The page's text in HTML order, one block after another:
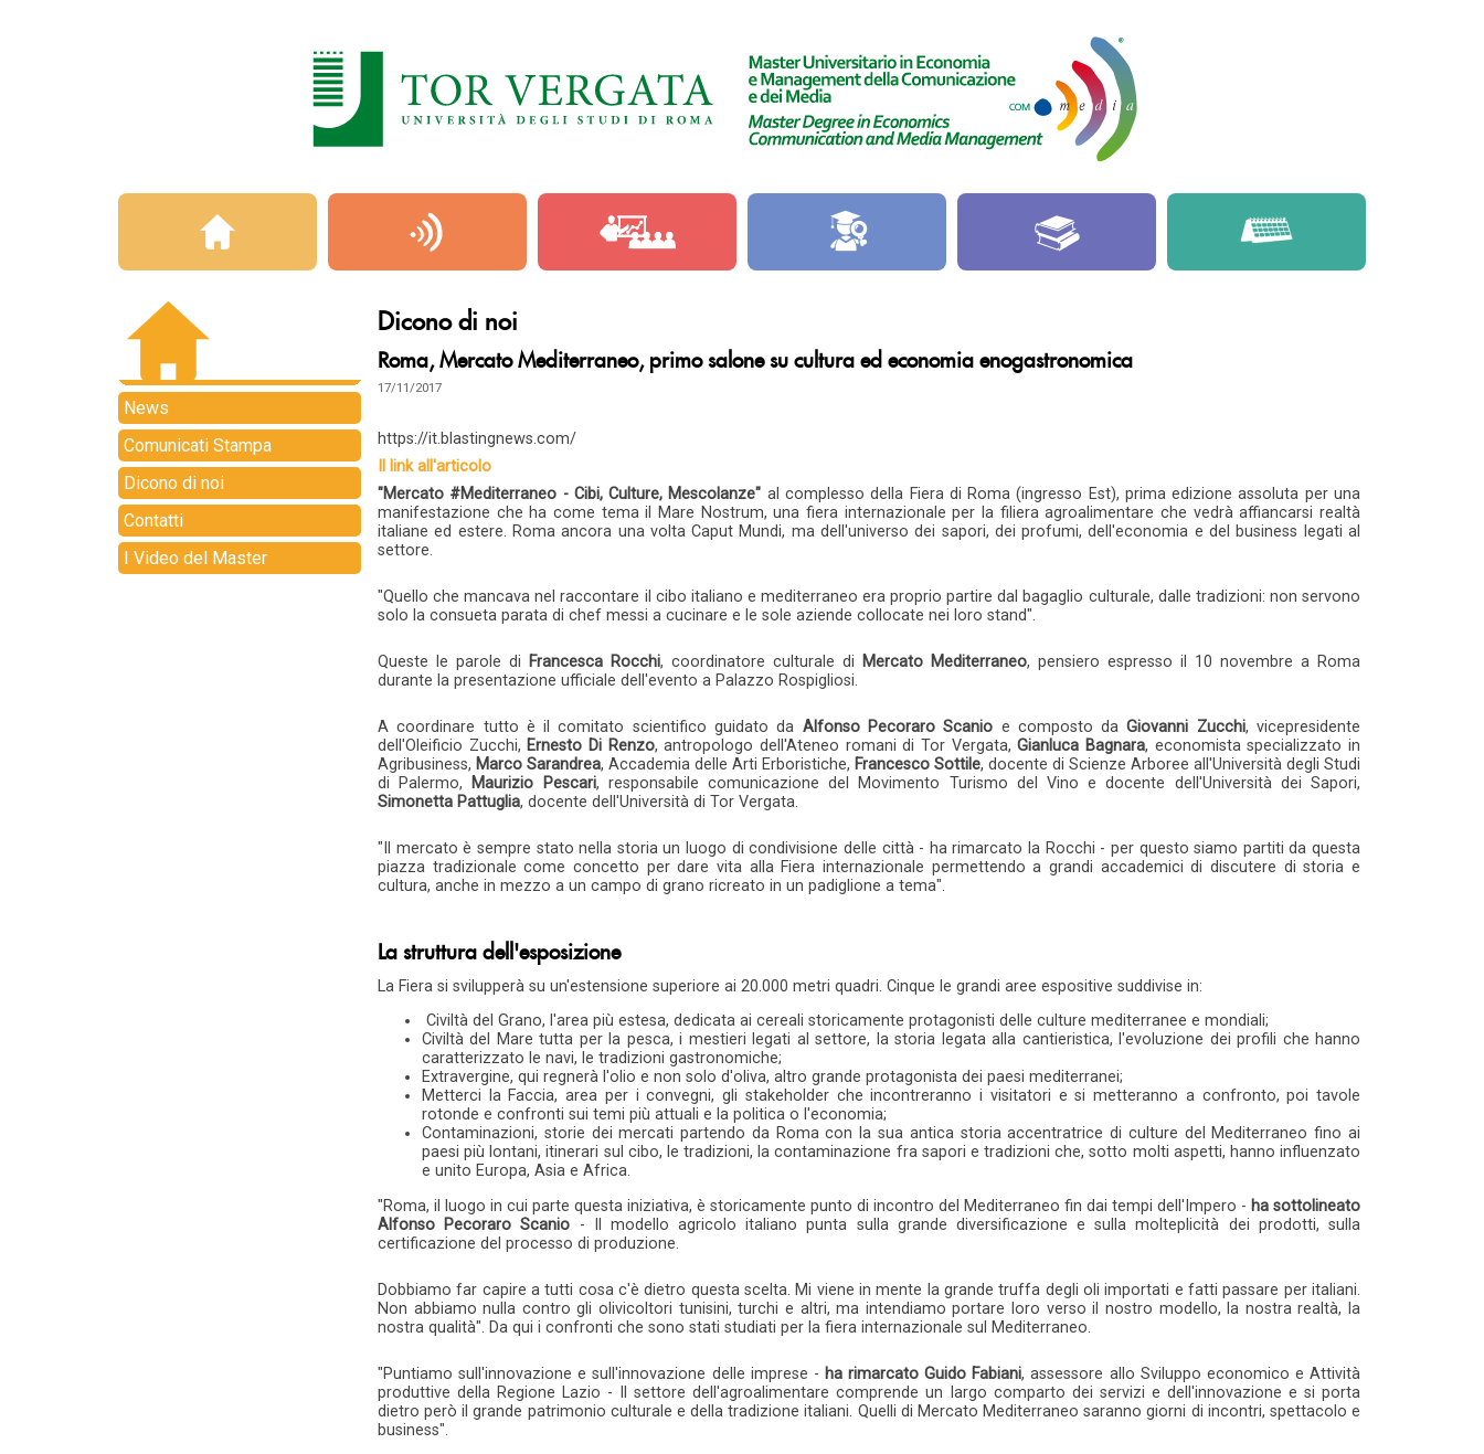
Dicono di noi
Roma, Mercato Mediterraneo, primo salone su cultura ed economia enogastronomica
17/11/2017
https://it.blastingnews.com/
Il link all'articolo
"Mercato #Mediterraneo - Cibi, Culture, Mescolanze" al complesso della Fiera di Roma (ingresso Est), prima edizione assoluta per una
manifestazione che ha come tema il Mare Nostrum, una fiera internazionale per la filiera agroalimentare che vedrà affiancarsi realtà
italiane ed estere. Roma ancora una volta Caput Mundi, ma dell'universo dei sapori, dei profumi, dell'economia e del business legati al
settore.
"Quello che mancava nel raccontare il cibo italiano e mediterraneo era proprio partire dal bagaglio culturale, dalle tradizioni: non servono
solo la consueta parata di chef messi a cucinare e le sole aziende collocate nei loro stand".
Queste le parole di Francesca Rocchi, coordinatore culturale di Mercato Mediterraneo, pensiero espresso il 10 novembre a Roma
durante la presentazione ufficiale dell'evento a Palazzo Rospigliosi.
A coordinare tutto è il comitato scientifico guidato da Alfonso Pecoraro Scanio e composto daGiovanni Zucchi, vicepresidente
dell'Oleificio Zucchi, Ernesto Di Renzo, antropologo dell'Ateneo romani di Tor Vergata,Gianluca Bagnara, economista specializzato in
Agribusiness, Marco Sarandrea, Accademia delle Arti Erboristiche, Francesco Sottile, docente di Scienze Arboree all'Università degli Studi
di Palermo, Maurizio Pescari, responsabile comunicazione del Movimento Turismo del Vino e docente dell'Università dei Sapori,
Simonetta Pattuglia, docente dell'Università di Tor Vergata.
"Il mercato è sempre stato nella storia un luogo di condivisione delle città - ha rimarcato la Rocchi - per questo siamo partiti da questa
piazza tradizionale come concetto per dare vita alla Fiera internazionale permettendo a grandi accademici di discutere di storia e
cultura, anche in mezzo a un campo di grano ricreato in un padiglione a tema".
La struttura dell'esposizione
La Fiera si svilupperà su un'estensione superiore ai 20.000 metri quadri. Cinque le grandi aree espositive suddivise in:
Civiltà del Grano, l'area più estesa, dedicata ai cereali storicamente protagonisti delle culture mediterranee e mondiali;
Civiltà del Mare tutta per la pesca, i mestieri legati al settore, la storia legata alla cantieristica, l'evoluzione dei profili che hanno
caratterizzato le navi, le tradizioni gastronomiche;
Extravergine, qui regnerà l'olio e non solo d'oliva, altro grande protagonista dei paesi mediterranei;
Metterci la Faccia, area per i convegni, gli stakeholder che incontreranno i visitatori e si metteranno a confronto, poi tavole
rotonde e confronti sui temi più attuali e la politica o l'economia;
Contaminazioni, storie dei mercati partendo da Roma con la sua antica storia accentratrice di culture del Mediterraneo fino ai
paesi più lontani, itinerari sul cibo, le tradizioni, la contaminazione fra sapori e tradizioni che, sotto molti aspetti, hanno influenzato
e unito Europa, Asia e Africa.
"Roma, il luogo in cui parte questa iniziativa, è storicamente punto di incontro del Mediterraneo fin dai tempi dell'Impero - ha sottolineato
Alfonso Pecoraro Scanio - Il modello agricolo italiano punta sulla grande diversificazione e sulla molteplicità dei prodotti, sulla
certificazione del processo di produzione.
Dobbiamo far capire a tutti cosa c'è dietro questa scelta. Mi viene in mente la grande truffa degli oli importati e fatti passare per italiani.
Non abbiamo nulla contro gli olivicoltori tunisini, turchi e altri, ma intendiamo portare loro verso il nostro modello, la nostra realtà, la
nostra qualità". Da qui i confronti che sono stati studiati per la fiera internazionale sul Mediterraneo.
"Puntiamo sull'innovazione e sull'innovazione delle imprese - ha rimarcato Guido Fabiani, assessore allo Sviluppo economico e Attività
produttive della Regione Lazio - Il settore dell'agroalimentare comprende un largo comparto dei servizi e dell'innovazione e si porta
dietro però il grande patrimonio culturale e della tradizione italiani. Quelli di Mercato Mediterraneo saranno giorni di incontri, spettacolo e
business".
News
Comunicati Stampa
Dicono di noi
Contatti
I Video del Master